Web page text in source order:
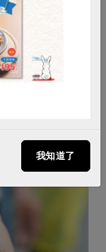
，所以不
因而成為
第一次體
我知道了